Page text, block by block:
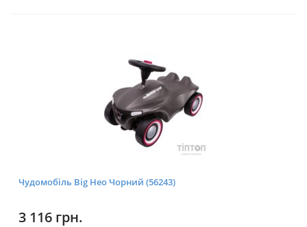
Чудомобіль Big Нео Чорний (56243)
3 116 грн.